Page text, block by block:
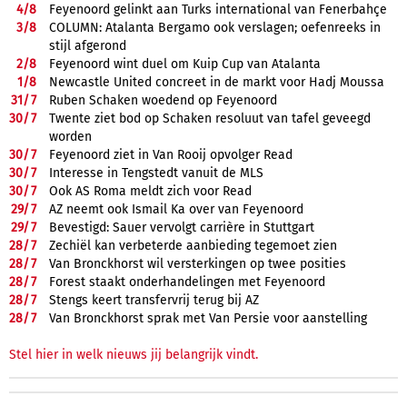
4/8
Feyenoord gelinkt aan Turks international van Fenerbahçe
3/8
COLUMN: Atalanta Bergamo ook verslagen; oefenreeks in
stijl afgerond
2/8
Feyenoord wint duel om Kuip Cup van Atalanta
1/8
Newcastle United concreet in de markt voor Hadj Moussa
31/7
Ruben Schaken woedend op Feyenoord
30/7
Twente ziet bod op Schaken resoluut van tafel geveegd
worden
30/7
Feyenoord ziet in Van Rooij opvolger Read
30/7
Interesse in Tengstedt vanuit de MLS
30/7
Ook AS Roma meldt zich voor Read
29/7
AZ neemt ook Ismail Ka over van Feyenoord
29/7
Bevestigd: Sauer vervolgt carrière in Stuttgart
28/7
Zechiël kan verbeterde aanbieding tegemoet zien
28/7
Van Bronckhorst wil versterkingen op twee posities
28/7
Forest staakt onderhandelingen met Feyenoord
28/7
Stengs keert transfervrij terug bij AZ
28/7 Van Bronckhorst sprak met Van Persie voor aanstelling
Stel hier in welk nieuws jij belangrijk vindt.